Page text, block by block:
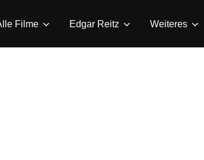
Filme Edgar Reitz Weiteres